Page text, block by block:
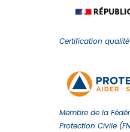
Certification qualité
Membre de la
Protection Civile